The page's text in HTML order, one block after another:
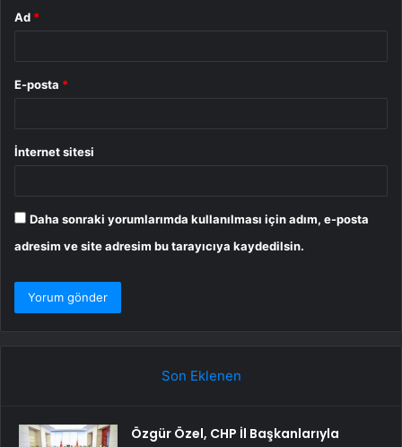
Ad *
E-posta *
İnternet sitesi
Daha sonraki yorumlarımda kullanılması için adım, e-posta
adresim ve site adresim bu tarayıcıya kaydedilsin.
Son Eklenen
Özgür Özel, CHP İl Başkanlarıyla